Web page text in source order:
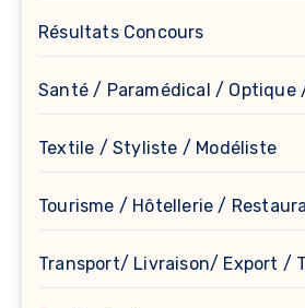
Résultats Concours
Santé / Paramédical / Optique
Textile / Styliste / Modéliste
Tourisme / Hôtellerie /
Transport/ Livraison/ Export /